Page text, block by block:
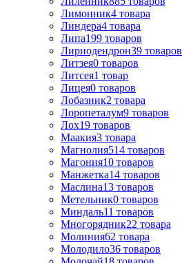
Лимонник4 товара
Линдера4 товара
Липа199 товаров
Лириодендрон39 товаров
Литзея0 товаров
Литсея1 товар
Лицея0 товаров
Лобазник2 товара
Лоропеталум9 товаров
Лох19 товаров
Маакия3 товара
Магнолия514 товаров
Магония10 товаров
Манжетка14 товаров
Маслина13 товаров
Метельник0 товаров
Миндаль11 товаров
Многорядник22 товара
Молиния62 товара
Молодило36 товаров